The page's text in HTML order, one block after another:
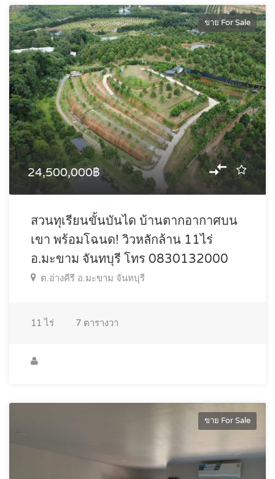
ขาย For Sale
24,500,000฿
สวนทุเรียนขั้นบันได บ้านตากอากาศบน
เขา พร้อมโฉนด! วิวหลักล้าน 11ไร่
อ.มะขาม จันทบุรี โทร 0830132000
ต.อ่างคีรี อ.มะขาม จันทบุรี
11 ไร่ 7 ตารางวา
ขาย For Sale